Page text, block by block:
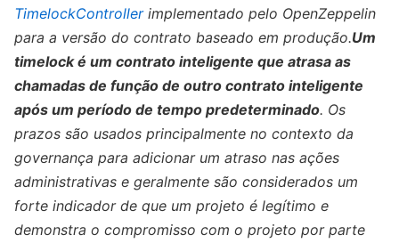
TimelockControllerimplementado pelo OpenZeppelin
para a versão do contrato baseado em produção.Um
timelock é um contrato inteligente que atrasa as
chamadas de função de outro contrato inteligente
após um período de tempo predeterminado. Os
prazos são usados ​​principalmente no contexto da
governança para adicionar um atraso nas ações
administrativas e geralmente são considerados um
forte indicador de que um projeto é legítimo e
demonstra o compromisso com o projeto por parte